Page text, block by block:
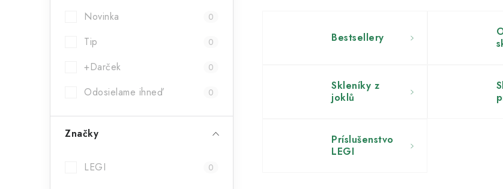
Novinka 0
Tip 0
+Darček 0
Odosielame ihneď 0
Značky
LEGI 0
Bestsellery
Skleníky z
joklů
Príslušenstvo
LEGI